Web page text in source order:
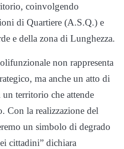
coinvolgendo
di Quartiere (A.S.Q.) e
e della zona di Lunghezza.
non rappresenta
ma anche un atto di
territorio che attende
Con la realizzazione del
un simbolo di degrado
cittadini” dichiara